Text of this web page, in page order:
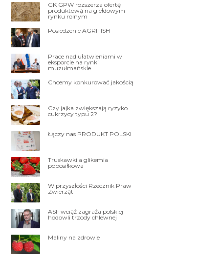
GK GPW rozszerza ofertę
produktową na giełdowym
rynku rolnym
Posiedzenie AGRIFISH
Prace nad ułatwieniami w
eksporcie na rynki
muzułmańskie
Chcemy konkurować jakością
Czy jajka zwiększają ryzyko
cukrzycy typu 2?
Łączy nas PRODUKT POLSKI
Truskawki a glikemia
poposiłkowa
W przyszłości Rzecznik Praw
Zwierząt
ASF wciąż zagraża polskiej
hodowli trzody chlewnej
Maliny na zdrowie